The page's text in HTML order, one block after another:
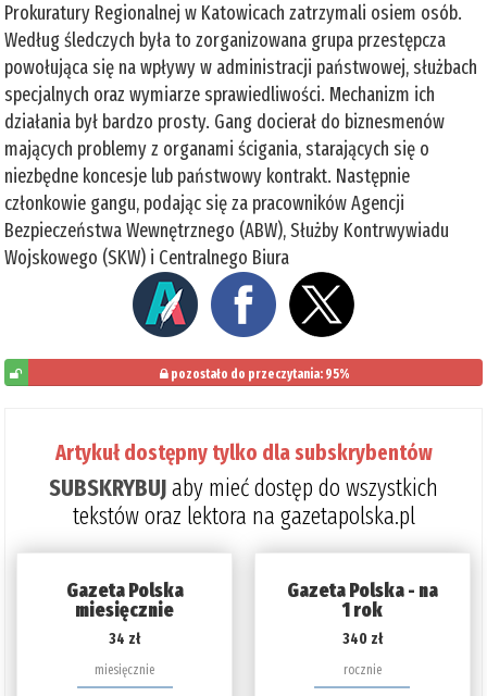
Prokuratury Regionalnej w Katowicach zatrzymali osiem osób.
Według śledczych była to zorganizowana grupa przestępcza
powołująca się na wpływy w administracji państwowej, służbach
specjalnych oraz wymiarze sprawiedliwości. Mechanizm ich
działania był bardzo prosty. Gang docierał do biznesmenów
mających problemy z organami ścigania, starających się o
niezbędne koncesje lub państwowy kontrakt. Następnie
członkowie gangu, podając się za pracowników Agencji
Bezpieczeństwa Wewnętrznego (ABW), Służby Kontrwywiadu
Wojskowego (SKW) i Centralnego Biura
pozostało do przeczytania: 95%
Artykuł dostępny tylko dla subskrybentów
SUBSKRYBUJaby mieć dostęp do wszystkich
tekstów oraz lektora na gazetapolska.pl
Gazeta Polska
miesięcznie
34 zł
miesięcznie
Gazeta Polska - na
1 rok
340 zł
rocznie